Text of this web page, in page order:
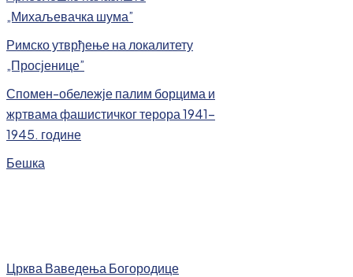
„Михаљевачка шума”
Римско утврђење на локалитету
„Просјенице”
Спомен-обележје палим борцима и
жртвама фашистичког терора 1941-
1945. године
Бешка
Црква Ваведења Богородице